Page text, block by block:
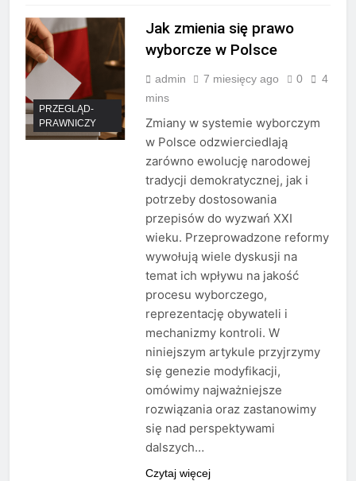
PRZEGLĄD-
PRAWNICZY
Jak zmienia się prawo
wyborcze w Polsce
admin 7 miesięcy ago 0
4
mins
Zmiany w systemie wyborczym
w Polsce odzwierciedlają
zarówno ewolucję narodowej
tradycji demokratycznej, jak i
potrzeby dostosowania
przepisów do wyzwań XXI
wieku. Przeprowadzone reformy
wywołują wiele dyskusji na
temat ich wpływu na jakość
procesu wyborczego,
reprezentację obywateli i
mechanizmy kontroli. W
niniejszym artykule przyjrzymy
się genezie modyfikacji,
omówimy najważniejsze
rozwiązania oraz zastanowimy
się nad perspektywami
dalszych…
Czytaj więcej